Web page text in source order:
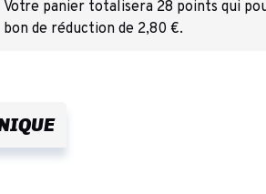
Votre panier totalisera 28 points qui
bon de réduction de 2,80 €.